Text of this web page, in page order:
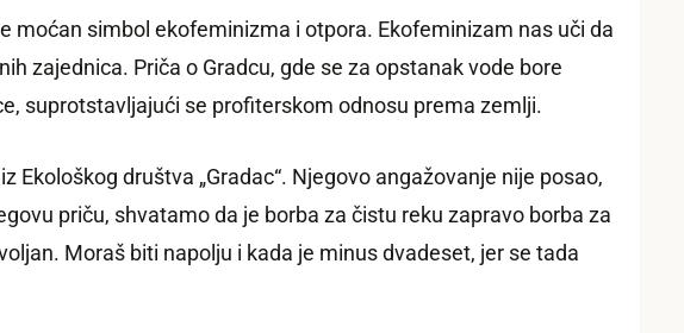
moćan simbol ekofeminizma i otpora. Ekofeminizam nas uči da
zajednica. Priča o Gradcu, gde se za opstanak vode bore
suprotstavljajući se profiterskom odnosu prema zemlji.
društva „Gradac“. Njegovo angažovanje nije posao,
priču, shvatamo da je borba za čistu reku zapravo borba za
Moraš biti napolju i kada je minus dvadeset, jer se tada